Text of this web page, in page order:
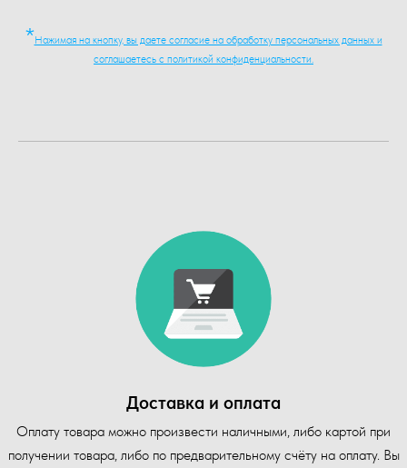
*Нажимая на кнопку, вы даете согласие на обработку персональных данных и
соглашаетесь c политикой конфиденциальности.
Доставка и оплата
Оплату товара можно произвести наличными, либо картой при
получении товара, либо по предварительному счёту на оплату. Вы